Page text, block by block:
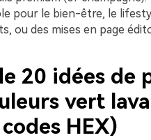
pour le bien-être, le
ou des mises en page
20 idées de
vert
HEX)